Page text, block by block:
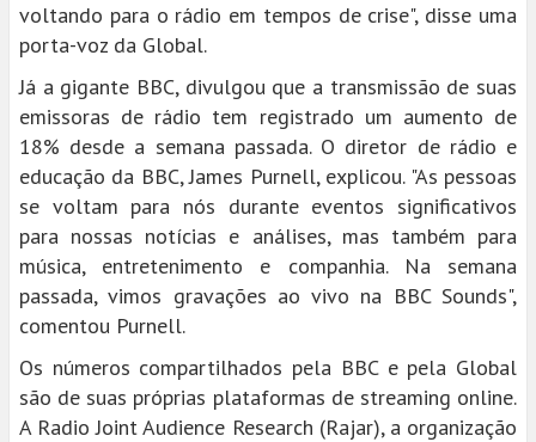
voltando para o rádio em tempos de crise", disse uma
porta-voz da Global.
Já a gigante BBC, divulgou que a transmissão de suas
emissoras de rádio tem registrado um aumento de
18% desde a semana passada. O diretor de rádio e
educação da BBC, James Purnell, explicou. "As pessoas
se voltam para nós durante eventos significativos
para nossas notícias e análises, mas também para
música, entretenimento e companhia. Na semana
passada, vimos gravações ao vivo na BBC Sounds",
comentou Purnell.
Os números compartilhados pela BBC e pela Global
são de suas próprias plataformas de streaming online.
A Radio Joint Audience Research (Rajar), a organização